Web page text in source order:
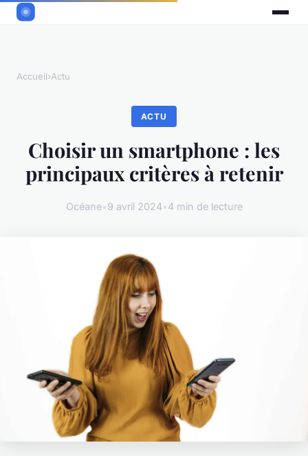
Accueil›Actu
ACTU
Choisir un smartphone : les
principaux critères à retenir
Océane•9 avril 2024•4 min de lecture